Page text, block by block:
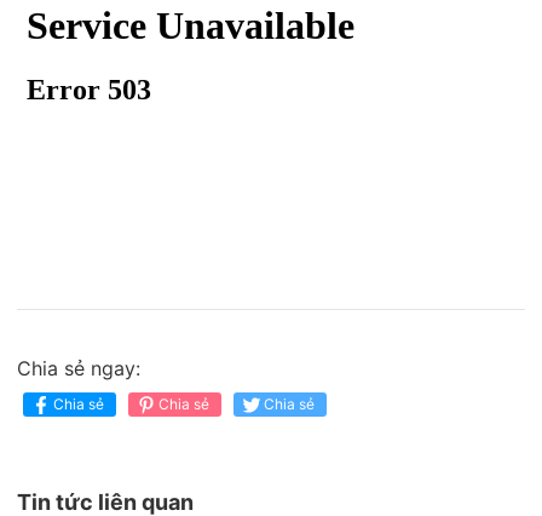
Chia sẻ ngay:
Chia sẻ Chia sẻ Chia sẻ
Tin tức liên quan